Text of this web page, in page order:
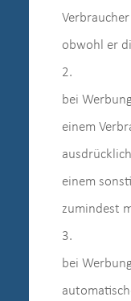
obwohl er
2.
bei
einem
einem
zumindest
3.
bei